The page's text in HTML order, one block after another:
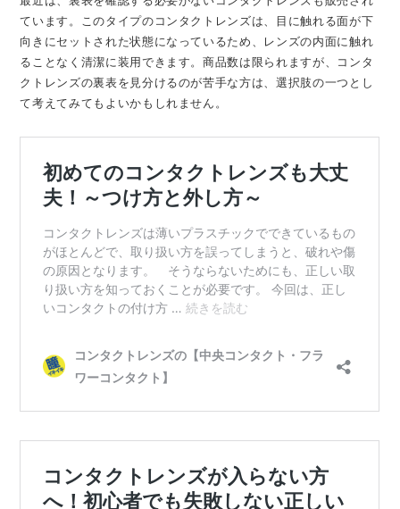
ています。このタイプのコンタクトレンズは、目に触れる面が下
向きにセットされた状態になっているため、レンズの内面に触れ
ることなく清潔に装用できます。商品数は限られますが、コンタ
クトレンズの裏表を見分けるのが苦手な方は、選択肢の一つとし
て考えてみてもよいかもしれません。